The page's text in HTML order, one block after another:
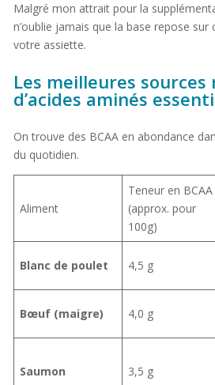
Malgré mon attrait pour la
n’oublie jamais que la base repose sur
votre assiette.
Les meilleures
d’acides aminés
On trouve des BCAA en abondance
du quotidien.
Aliment
Teneur en BCAA
(approx. pour
100g)
Blanc de poulet 4,5 g
Bœuf (maigre) 4,0 g
Saumon 3,5 g